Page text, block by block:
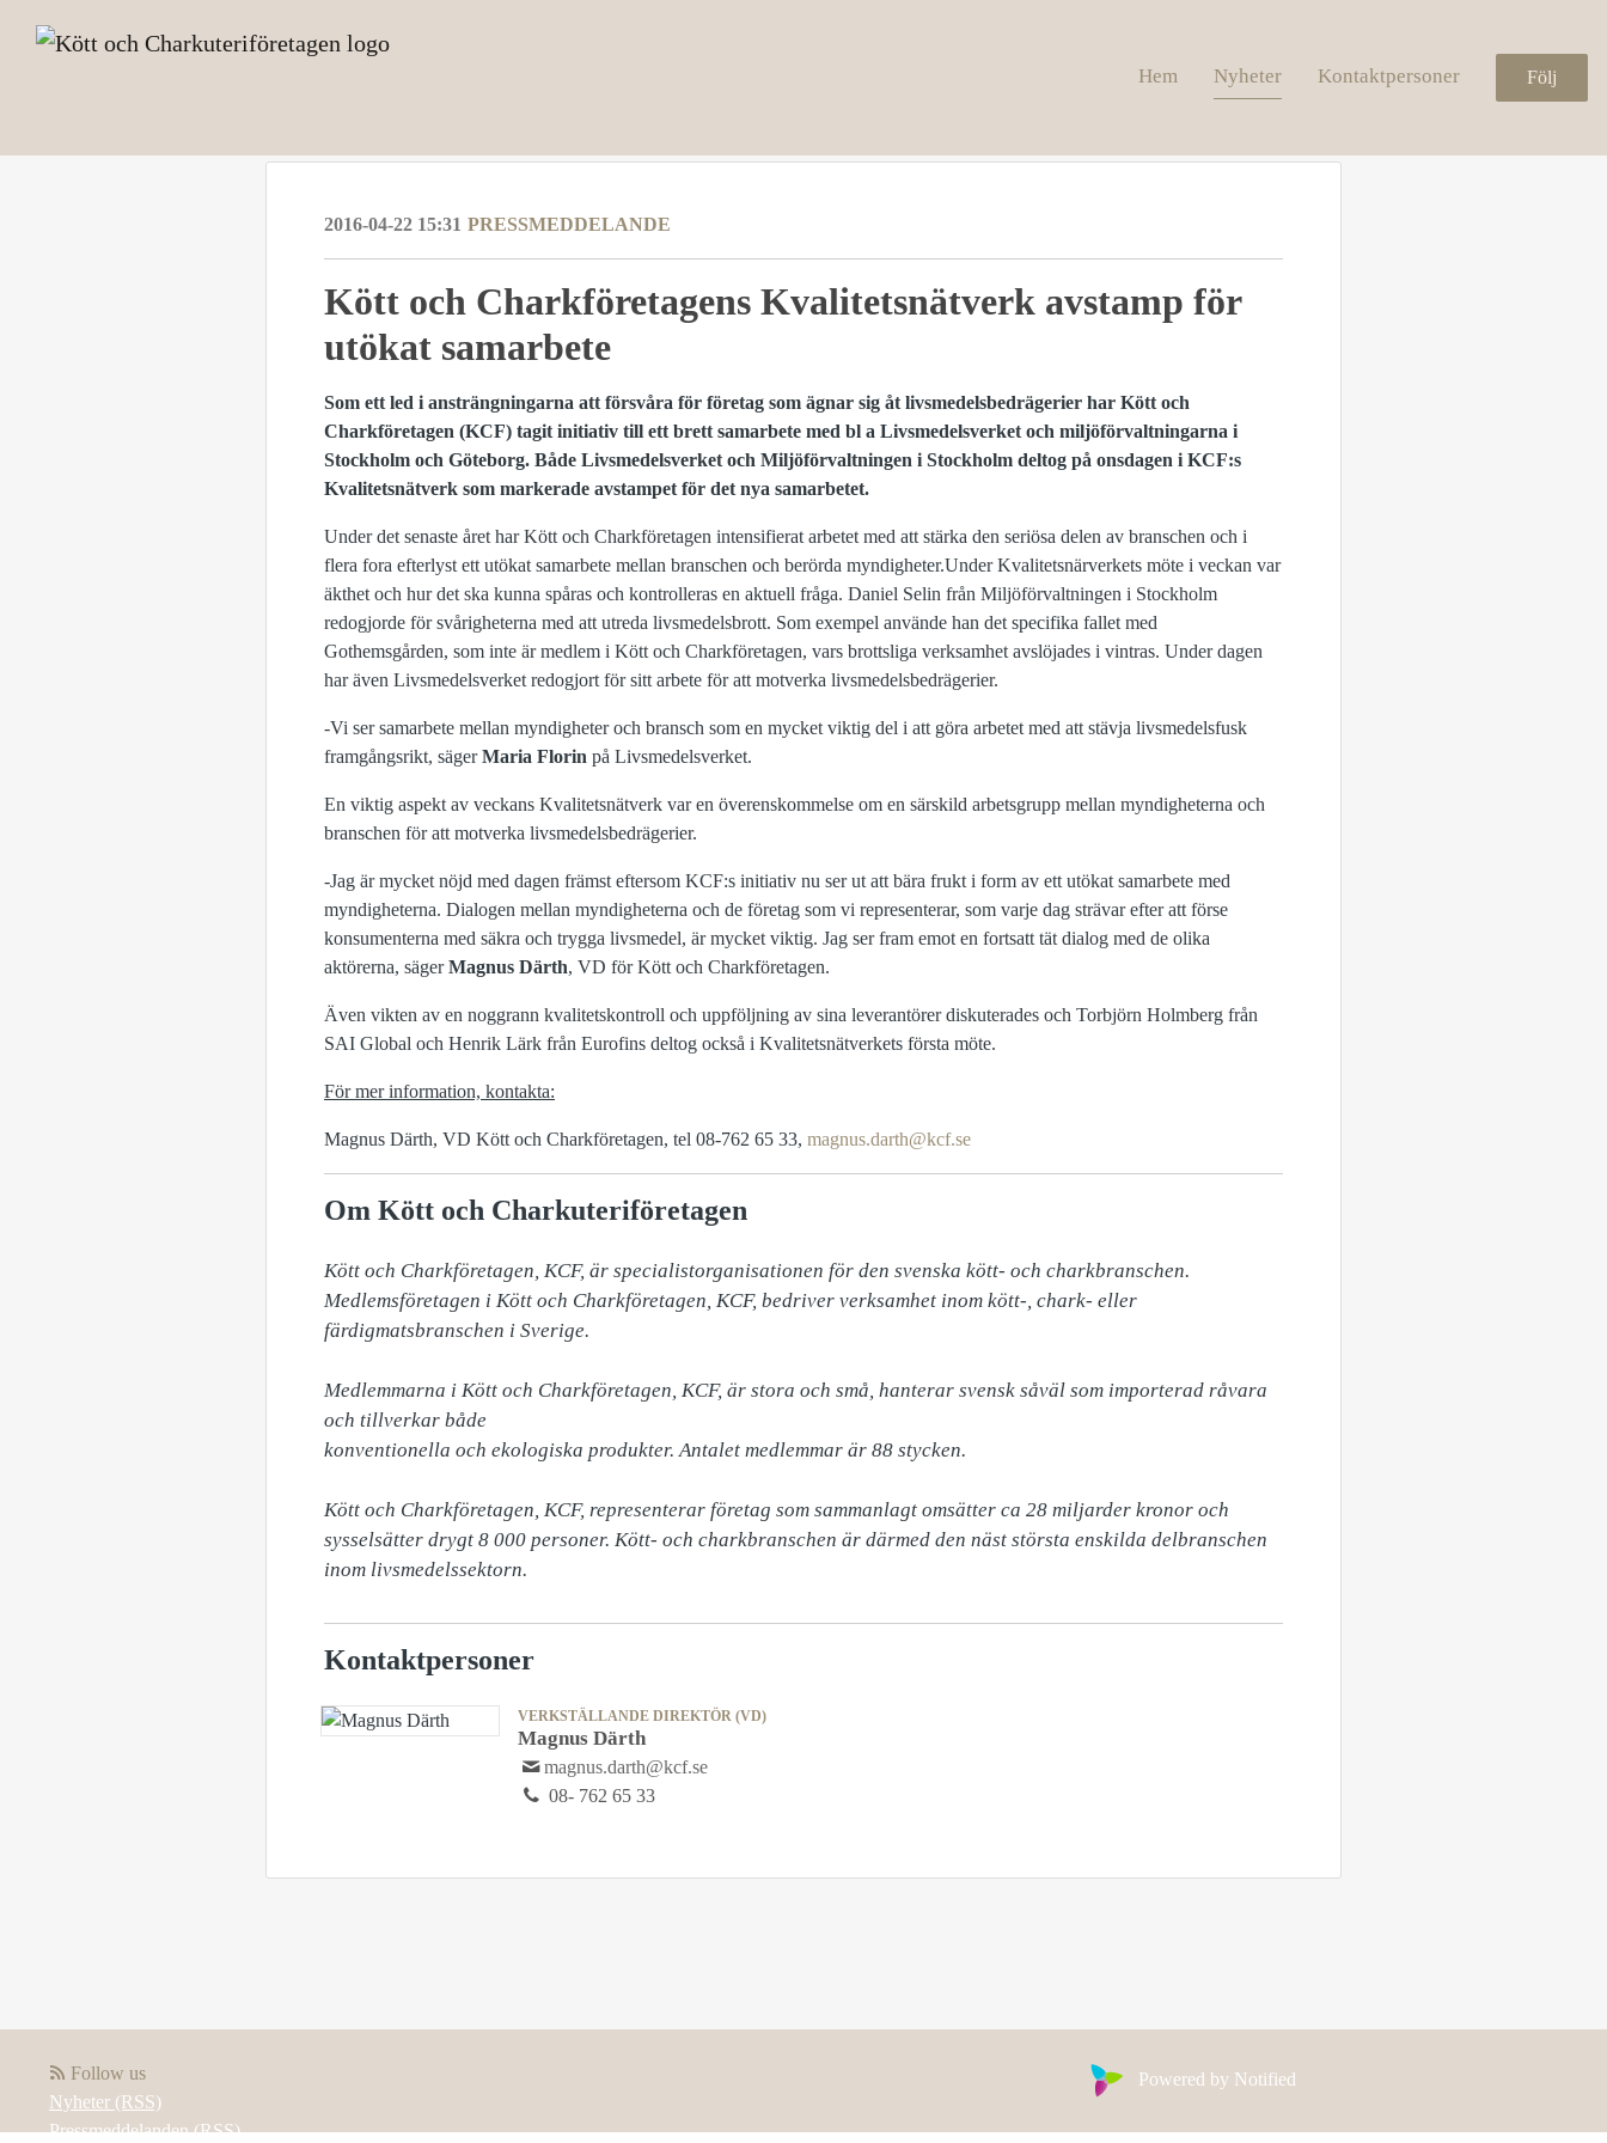
Hem Nyheter Kontaktpersoner Följ
2016-04-22 15:31 PRESSMEDDELANDE
Kött och Charkföretagens Kvalitetsnätverk avstamp för
utökat samarbete
Som ett led i ansträngningarna att försvåra för företag som ägnar sig åt livsmedelsbedrägerier har Kött och
Charkföretagen (KCF) tagit initiativ till ett brett samarbete med bl a Livsmedelsverket och miljöförvaltningarna i
Stockholm och Göteborg. Både Livsmedelsverket och Miljöförvaltningen i Stockholm deltog på onsdagen i KCF:s
Kvalitetsnätverk som markerade avstampet för det nya samarbetet.
Under det senaste året har Kött och Charkföretagen intensifierat arbetet med att stärka den seriösa delen av branschen och i
flera fora efterlyst ett utökat samarbete mellan branschen och berörda myndigheter.Under Kvalitetsnärverkets möte i veckan var
äkthet och hur det ska kunna spåras och kontrolleras en aktuell fråga. Daniel Selin från Miljöförvaltningen i Stockholm
redogjorde för svårigheterna med att utreda livsmedelsbrott. Som exempel använde han det specifika fallet med
Gothemsgården, som inte är medlem i Kött och Charkföretagen, vars brottsliga verksamhet avslöjades i vintras. Under dagen
har även Livsmedelsverket redogjort för sitt arbete för att motverka livsmedelsbedrägerier.
-Vi ser samarbete mellan myndigheter och bransch som en mycket viktig del i att göra arbetet med att stävja livsmedelsfusk
framgångsrikt, sägerMaria Florin på Livsmedelsverket.
En viktig aspekt av veckans Kvalitetsnätverk var en överenskommelse om en särskild arbetsgrupp mellan myndigheterna och
branschen för att motverka livsmedelsbedrägerier.
-Jag är mycket nöjd med dagen främst eftersom KCF:s initiativ nu ser ut att bära frukt i form av ett utökat samarbete med
myndigheterna. Dialogen mellan myndigheterna och de företag som vi representerar, som varje dag strävar efter att förse
konsumenterna med säkra och trygga livsmedel, är mycket viktig. Jag ser fram emot en fortsatt tät dialog med de olika
aktörerna, sägerMagnus Därth, VD för Kött och Charkföretagen.
Även vikten av en noggrann kvalitetskontroll och uppföljning av sina leverantörer diskuterades och Torbjörn Holmberg från
SAI Global och Henrik Lärk från Eurofins deltog också i Kvalitetsnätverkets första möte.
För mer information, kontakta:
Magnus Därth, VD Kött och Charkföretagen, tel 08-762 65 33, magnus.darth@kcf.se
Om Kött och Charkuteriföretagen
Kött och Charkföretagen, KCF, är specialistorganisationen för den svenska kött- och charkbranschen.
Medlemsföretagen i Kött och Charkföretagen, KCF, bedriver verksamhet inom kött-, chark- eller
färdigmatsbranschen i Sverige.
Medlemmarna i Kött och Charkföretagen, KCF, är stora och små, hanterar svensk såväl som importerad råvara
och tillverkar både
konventionella och ekologiska produkter. Antalet medlemmar är 88 stycken.
Kött och Charkföretagen, KCF, representerar företag som sammanlagt omsätter ca 28 miljarder kronor och
sysselsätter drygt 8 000 personer. Kött- och charkbranschen är därmed den näst största enskilda delbranschen
inom livsmedelssektorn.
Kontaktpersoner
VERKSTÄLLANDE DIREKTÖR (VD)
Magnus Därth
magnus.darth@kcf.se
08- 762 65 33
Follow us
Nyheter (RSS)
Pressmeddelanden (RSS)
Powered by Notified